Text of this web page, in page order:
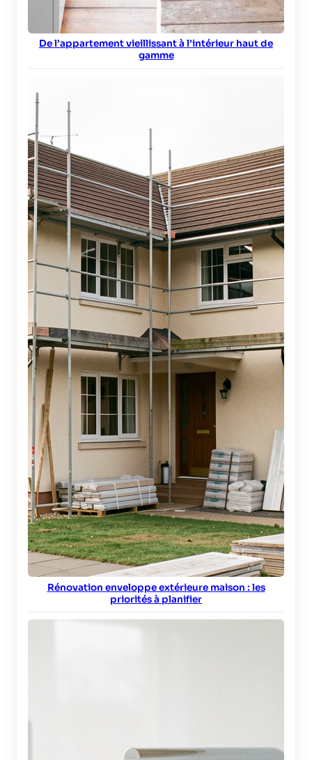
De l’appartement vieillissant à l’intérieur haut de
gamme
Rénovation enveloppe extérieure maison : les
priorités à planifier